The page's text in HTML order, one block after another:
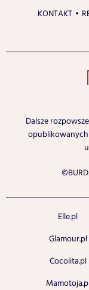
KONTAKT
Dalsze
opublikowanych
Elle.pl
Glamour.pl
Cocolita.pl